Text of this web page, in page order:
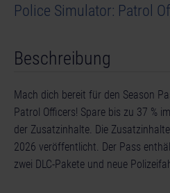
Police Simulator: Patrol
Beschreibung
Mach dich bereit für den Season
Patrol Officers! Spare bis zu 37 %
der Zusatzinhalte. Die
2026 veröffentlicht. Der Pass
zwei DLC-Pakete und neue